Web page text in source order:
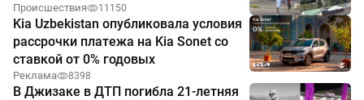
Происшествия 11150
Kia Uzbekistan опубликовала условия
рассрочки платежа на Kia Sonet со
ставкой от 0% годовых
Реклама 8398
В Джизаке в ДТП погибла 21-летняя